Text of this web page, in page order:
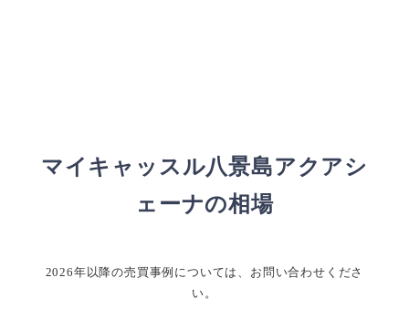
マイキャッスル八景島アクアシ
ェーナの相場
2026年以降の売買事例については、お問い合わせくださ
い。